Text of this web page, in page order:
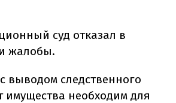
суд отказал в
жалобы.
выводом следственного
имущества необходим для